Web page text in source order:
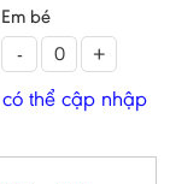
Em bé
+
-
thể cập nhập